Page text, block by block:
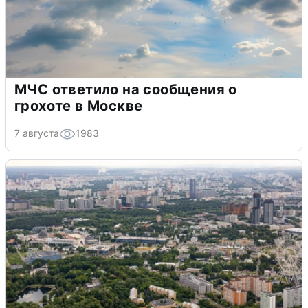
МЧС ответило на сообщения о
грохоте в Москве
7 августа 1983